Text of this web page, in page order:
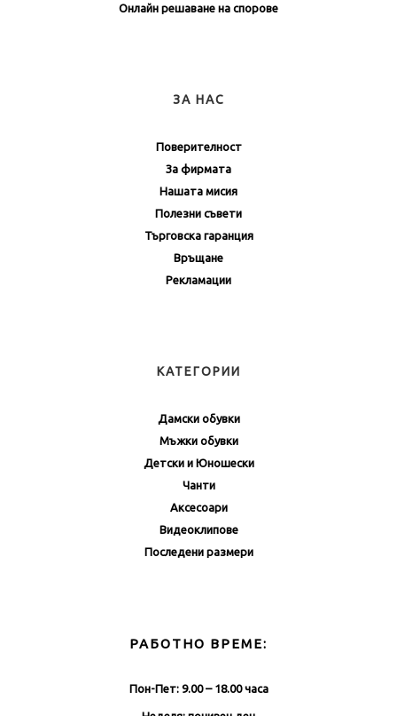
Онлайн решаване на спорове
ЗА НАС
Поверителност
За фирмата
Нашата мисия
Полезни съвети
Търговска гаранция
Връщане
Рекламации
КАТЕГОРИИ
Дамски обувки
Мъжки обувки
Детски и Юношески
Чанти
Аксесоари
Видеоклипове
Последени размери
РАБОТНО ВРЕМЕ:
Пон-Пет: 9.00 – 18.00 часа